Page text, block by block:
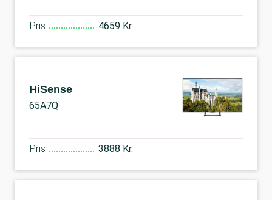
Pris 4659 Kr.
HiSense
65A7Q
Pris 3888 Kr.